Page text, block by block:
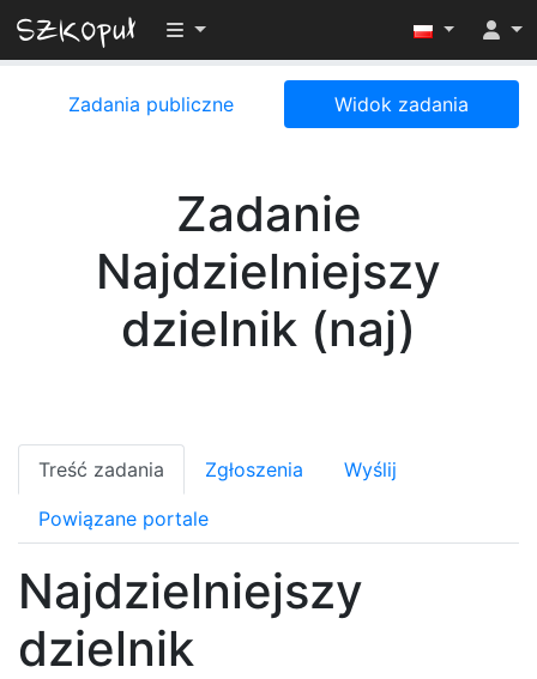
Przełącz widoczność menu
Zadania publiczne Widok zadania
Zadanie
Najdzielniejszy
dzielnik (naj)
Treść zadania Zgłoszenia Wyślij
Powiązane portale
Najdzielniejszy
dzielnik